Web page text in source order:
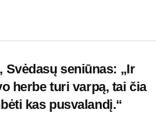
Svėdasų seniūnas: „Ir
herbe turi varpą, tai čia
kas pusvalandį.“